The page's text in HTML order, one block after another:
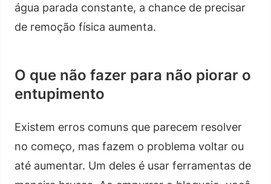
água parada constante, a chance de precisar
de remoção física aumenta.
O que não fazer para não piorar o
entupimento
Existem erros comuns que parecem resolver
no começo, mas fazem o problema voltar ou
até aumentar. Um deles é usar ferramentas de